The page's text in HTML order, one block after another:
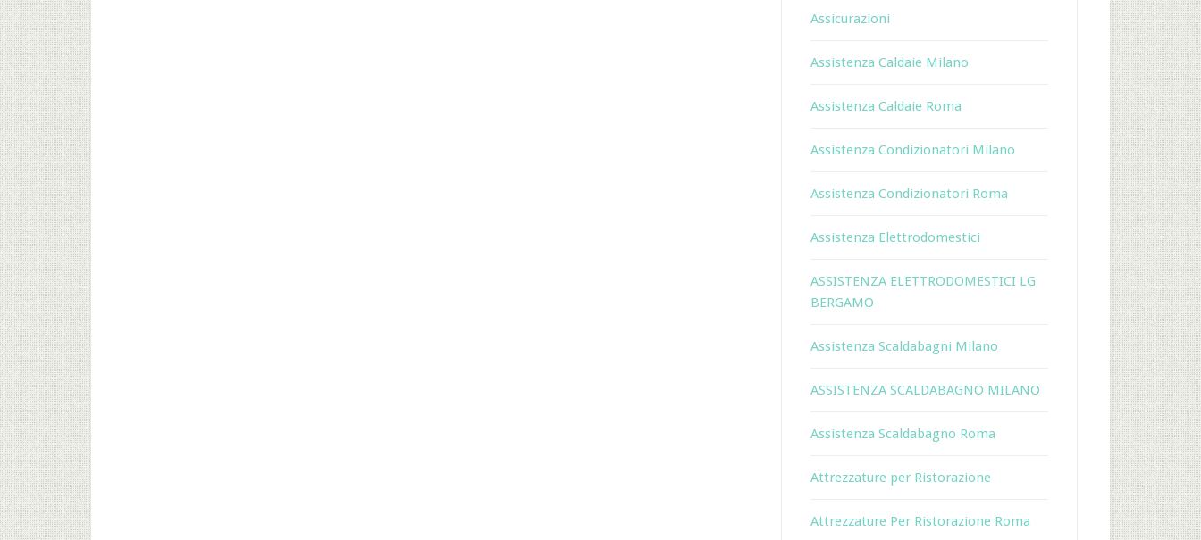
Assicurazioni
Assistenza Caldaie Milano
Assistenza Caldaie Roma
Assistenza Condizionatori Milano
Assistenza Condizionatori Roma
Assistenza Elettrodomestici
ASSISTENZA ELETTRODOMESTICI LG
BERGAMO
Assistenza Scaldabagni Milano
ASSISTENZA SCALDABAGNO MILANO
Assistenza Scaldabagno Roma
Attrezzature per Ristorazione
Attrezzature Per Ristorazione Roma